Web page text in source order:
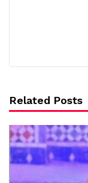
Related Posts